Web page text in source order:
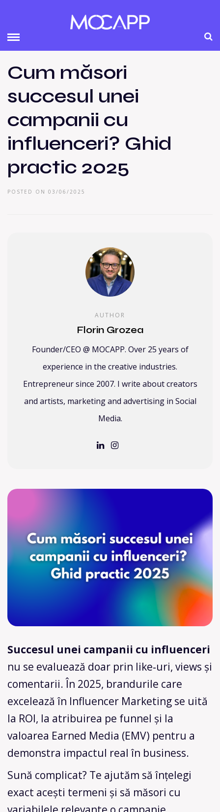
Cum măsori
succesul unei
campanii cu
influenceri? Ghid
practic 2025
POSTED ON 03/06/2025
AUTHOR
Florin Grozea
Founder/CEO @ MOCAPP. Over 25 years of
experience in the creative industries.
Entrepreneur since 2007. I write about creators
and artists, marketing and advertising in Social
Media.
Succesul unei campanii cu influenceri
nu se evaluează doar prin like‑uri, views și
comentarii. În 2025, brandurile care
excelează în Influencer Marketing se uită
la ROI, la atribuirea pe funnel și la
valoarea Earned Media (EMV) pentru a
demonstra impactul real în business.
Sună complicat? Te ajutăm să înțelegi
exact acești termeni și să măsori cu